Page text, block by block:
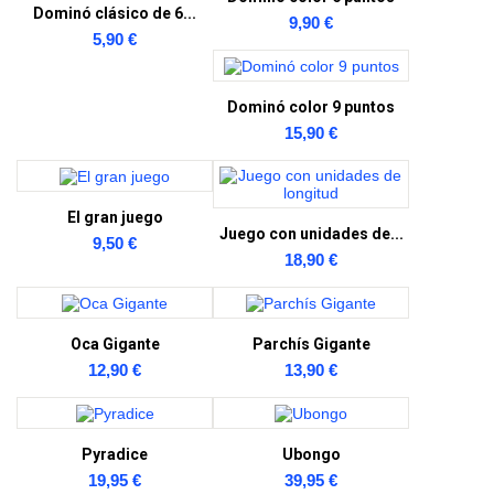
Dominó clásico de 6...
5,90 €
9,90 €
Dominó color 9 puntos
15,90 €
El gran juego
9,50 €
Juego con unidades de...
18,90 €
Oca Gigante
12,90 €
Parchís Gigante
13,90 €
Pyradice
19,95 €
Ubongo
39,95 €